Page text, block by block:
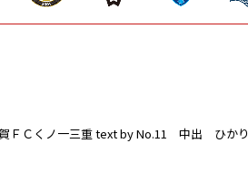
ＦＣくノ一三重text by No.11 中出 ひかり